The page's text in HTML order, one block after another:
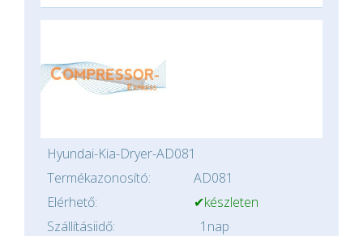
Hyundai-Kia-Dryer-AD081
Termékazonosító:
AD081
Elérhető:
✔készleten
Szállításiidő:
1nap